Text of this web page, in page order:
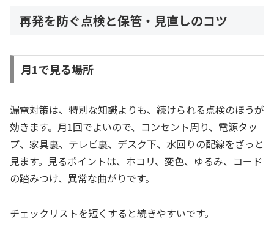
再発を防ぐ点検と保管・見直しのコツ
月1で見る場所
漏電対策は、特別な知識よりも、続けられる点検のほうが
効きます。月1回でよいので、コンセント周り、電源タッ
プ、家具裏、テレビ裏、デスク下、水回りの配線をざっと
見ます。見るポイントは、ホコリ、変色、ゆるみ、コード
の踏みつけ、異常な曲がりです。
チェックリストを短くすると続きやすいです。